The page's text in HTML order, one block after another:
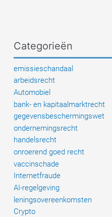
landen
Categorieën
emissieschandaal
arbeidsrecht
Automobiel
bank- en kapitaalmarktrecht
gegevensbeschermingswet
ondernemingsrecht
handelsrecht
onroerend goed recht
vaccinschade
Internetfraude
AI-regelgeving
leningsovereenkomsten
Crypto